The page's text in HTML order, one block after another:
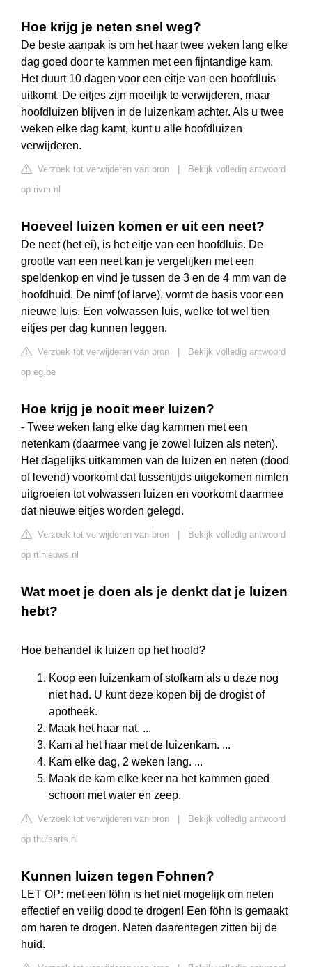
Hoe krijg je neten snel weg?
De beste aanpak is om het haar twee weken lang elke
dag goed door te kammen met een fijntandige kam.
Het duurt 10 dagen voor een eitje van een hoofdluis
uitkomt. De eitjes zijn moeilijk te verwijderen, maar
hoofdluizen blijven in de luizenkam achter. Als u twee
weken elke dag kamt, kunt u alle hoofdluizen
verwijderen.
Verzoek tot verwijderen van bron
Bekijk volledig antwoord
op rivm.nl
Hoeveel luizen komen er uit een neet?
De neet (het ei), is het eitje van een hoofdluis. De
grootte van een neet kan je vergelijken met een
speldenkop en vind je tussen de 3 en de 4 mm van de
hoofdhuid. De nimf (of larve), vormt de basis voor een
nieuwe luis. Een volwassen luis, welke tot wel tien
eitjes per dag kunnen leggen.
Verzoek tot verwijderen van bron
Bekijk volledig antwoord
op eg.be
Hoe krijg je nooit meer luizen?
- Twee weken lang elke dag kammen met een
netenkam (daarmee vang je zowel luizen als neten).
Het dagelijks uitkammen van de luizen en neten (dood
of levend) voorkomt dat tussentijds uitgekomen nimfen
uitgroeien tot volwassen luizen en voorkomt daarmee
dat nieuwe eitjes worden gelegd.
Verzoek tot verwijderen van bron
Bekijk volledig antwoord
op rtlnieuws.nl
Wat moet je doen als je denkt dat je luizen
hebt?
Hoe behandel ik luizen op het hoofd?
Koop een luizenkam of stofkam als u deze nog
niet had. U kunt deze kopen bij de drogist of
apotheek.
Maak het haar nat. ...
Kam al het haar met de luizenkam. ...
Kam elke dag, 2 weken lang. ...
Maak de kam elke keer na het kammen goed
schoon met water en zeep.
Verzoek tot verwijderen van bron
Bekijk volledig antwoord
op thuisarts.nl
Kunnen luizen tegen Fohnen?
LET OP: met een föhn is het niet mogelijk om neten
effectief en veilig dood te drogen! Een föhn is gemaakt
om haren te drogen. Neten daarentegen zitten bij de
huid.